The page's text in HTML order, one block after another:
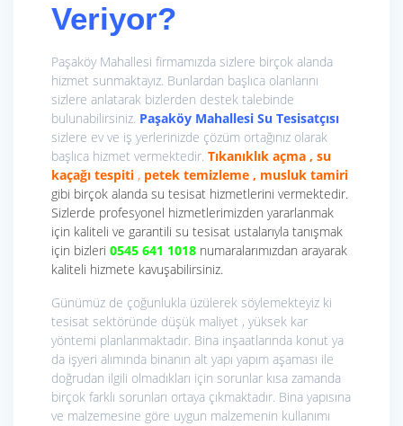
Veriyor?
Paşaköy Mahallesi firmamızda sizlere birçok alanda
hizmet sunmaktayız. Bunlardan başlıca olanlarını
sizlere anlatarak bizlerden destek talebinde
bulunabilirsiniz. Paşaköy Mahallesi Su Tesisatçısı
sizlere ev ve iş yerlerinizde çözüm ortağınız olarak
başlıca hizmet vermektedir. Tıkanıklık açma , su
kaçağı tespiti , petek temizleme , musluk tamiri
gibi birçok alanda su tesisat hizmetlerini vermektedir.
Sizlerde profesyonel hizmetlerimizden yararlanmak
için kaliteli ve garantili su tesisat ustalarıyla tanışmak
için bizleri 0545 641 1018 numaralarımızdan arayarak
kaliteli hizmete kavuşabilirsiniz.
Günümüz de çoğunlukla üzülerek söylemekteyiz ki
tesisat sektöründe düşük maliyet , yüksek kar
yöntemi planlanmaktadır. Bina inşaatlarında konut ya
da işyeri alımında binanın alt yapı yapım aşaması ile
doğrudan ilgili olmadıkları için sorunlar kısa zamanda
birçok farklı sorunları ortaya çıkmaktadır. Bina yapısına
ve malzemesine göre uygun malzemenin kullanımı